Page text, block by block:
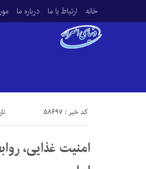
خانه ارتباط با ما درباره ما
کد خبر : 58697
امنیت غذایی،